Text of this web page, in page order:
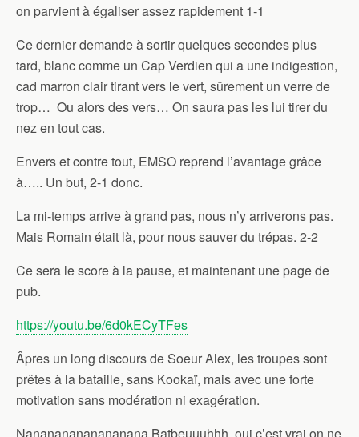
on parvient à égaliser assez rapidement 1-1
Ce dernier demande à sortir quelques secondes plus
tard, blanc comme un Cap Verdien qui a une indigestion,
cad marron clair tirant vers le vert, sûrement un verre de
trop… Ou alors des vers… On saura pas les lui tirer du
nez en tout cas.
Envers et contre tout, EMSO reprend l’avantage grâce
à….. Un but, 2-1 donc.
La mi-temps arrive à grand pas, nous n’y arriverons pas.
Mais Romain était là, pour nous sauver du trépas. 2-2
Ce sera le score à la pause, et maintenant une page de
pub.
https://youtu.be/6d0kECyTFes
Âpres un long discours de Soeur Alex, les troupes sont
prêtes à la bataille, sans Kookaï, mais avec une forte
motivation sans modération ni exagération.